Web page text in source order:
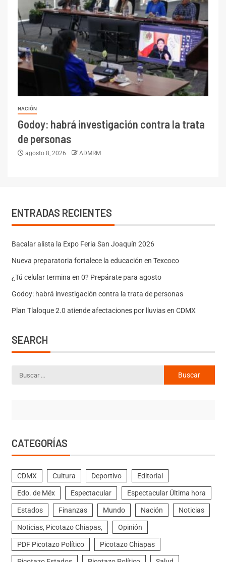
NACIÓN
Godoy: habrá investigación contra la trata
de personas
agosto 8, 2026 ADMRM
ENTRADAS RECIENTES
Bacalar alista la Expo Feria San Joaquín 2026
Nueva preparatoria fortalece la educación en Texcoco
¿Tú celular termina en 0? Prepárate para agosto
Godoy: habrá investigación contra la trata de personas
Plan Tlaloque 2.0 atiende afectaciones por lluvias en CDMX
SEARCH
CATEGORÍAS
CDMX Cultura Deportivo Editorial
Edo. de Méx Espectacular Espectacular Última hora
Estados Finanzas Mundo Nación Noticias
Noticias, Picotazo Chiapas, Opinión
PDF Picotazo Político Picotazo Chiapas